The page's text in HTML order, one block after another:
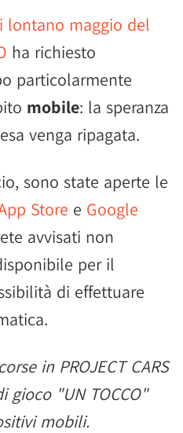
lontano maggio del
ha richiesto
particolarmente
mobile: la speranza
venga ripagata.
sono state aperte le
Store e Google
avvisati non
per il
di effettuare
in PROJECT CARS
gioco "UN TOCCO"
mobili.